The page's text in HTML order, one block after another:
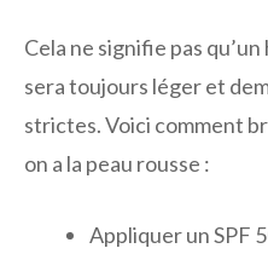
Cela ne signifie pas
sera toujours léger et
strictes. Voici comment
on a la peau rousse :
Appliquer un SPF